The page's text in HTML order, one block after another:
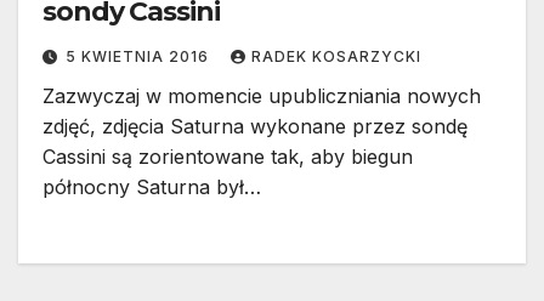
sondy Cassini
5 KWIETNIA 2016 RADEK KOSARZYCKI
Zazwyczaj w momencie upubliczniania nowych
zdjęć, zdjęcia Saturna wykonane przez sondę
Cassini są zorientowane tak, aby biegun
północny Saturna był…